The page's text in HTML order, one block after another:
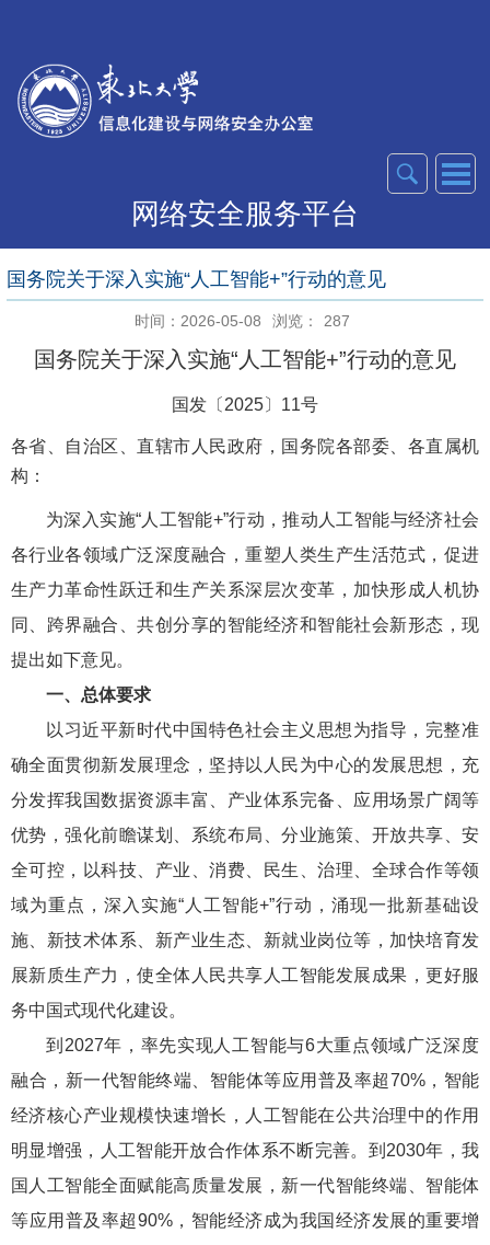
网络安全服务平台
国务院关于深入实施“人工智能+”行动的意见
时间：2026-05-08 浏览： 287
国务院关于深入实施“人工智能+”行动的意见
国发〔2025〕11号
各省、自治区、直辖市人民政府，国务院各部委、各直属机
构：
为深入实施“人工智能+”行动，推动人工智能与经济社会
各行业各领域广泛深度融合，重塑人类生产生活范式，促进
生产力革命性跃迁和生产关系深层次变革，加快形成人机协
同、跨界融合、共创分享的智能经济和智能社会新形态，现
提出如下意见。
一、总体要求
以习近平新时代中国特色社会主义思想为指导，完整准
确全面贯彻新发展理念，坚持以人民为中心的发展思想，充
分发挥我国数据资源丰富、产业体系完备、应用场景广阔等
优势，强化前瞻谋划、系统布局、分业施策、开放共享、安
全可控，以科技、产业、消费、民生、治理、全球合作等领
域为重点，深入实施“人工智能+”行动，涌现一批新基础设
施、新技术体系、新产业生态、新就业岗位等，加快培育发
展新质生产力，使全体人民共享人工智能发展成果，更好服
务中国式现代化建设。
到2027年，率先实现人工智能与6大重点领域广泛深度
融合，新一代智能终端、智能体等应用普及率超70%，智能
经济核心产业规模快速增长，人工智能在公共治理中的作用
明显增强，人工智能开放合作体系不断完善。到2030年，我
国人工智能全面赋能高质量发展，新一代智能终端、智能体
等应用普及率超90%，智能经济成为我国经济发展的重要增